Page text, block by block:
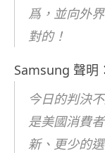
爲，並向外
對的！
Samsung 聲明
今日的判決
是美國消費
新、更少的